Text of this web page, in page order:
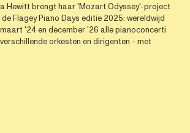
Hewitt brengt haar 'Mozart Odyssey'-project
Flagey Piano Days editie 2025: wereldwijd
'24 en december '26 alle pianoconcerti
orkesten en dirigenten - met